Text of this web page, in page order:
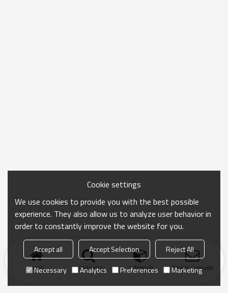
Inicio búsqueda categoría Enviar consulta
Cookie settings
We use cookies to provide you with the best possible
experience. They also allow us to analyze user behavior in
order to constantly improve the website for you.
Accept all Accept Selection
Reject All
Necessary
Analytics Preferences Marketing